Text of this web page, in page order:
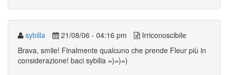
sybilla 21/08/06 - 04:16 pm
Irriconoscibile
Brava, smile! Finalmente qualcuno che prende Fleur più in
considerazione! baci sybilla =)=)=)